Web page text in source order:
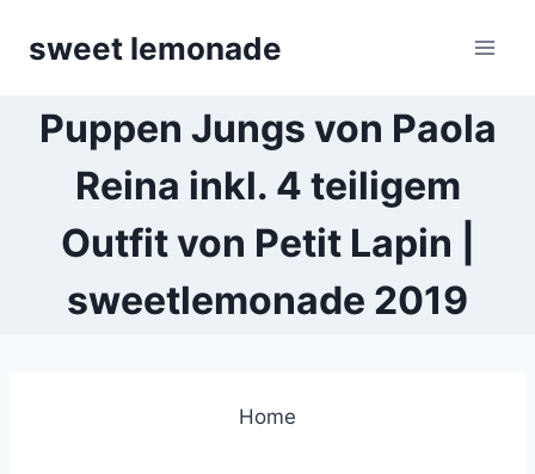
sweet lemonade
Puppen Jungs von Paola
Reina inkl. 4 teiligem
Outfit von Petit Lapin |
sweetlemonade 2019
Home